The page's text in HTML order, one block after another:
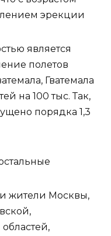
эрекции
является
полетов
Гватемала
на 100 тыс. Так,
порядка 1,3
жители Москвы,